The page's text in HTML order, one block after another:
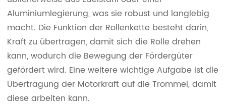
Aluminiumlegierung, was sie robust und langlebig
macht. Die Funktion der Rollenkette besteht darin,
Kraft zu übertragen, damit sich die Rolle drehen
kann, wodurch die Bewegung der Fördergüter
gefördert wird. Eine weitere wichtige Aufgabe ist die
Übertragung der Motorkraft auf die Trommel, damit
diese arbeiten kann.